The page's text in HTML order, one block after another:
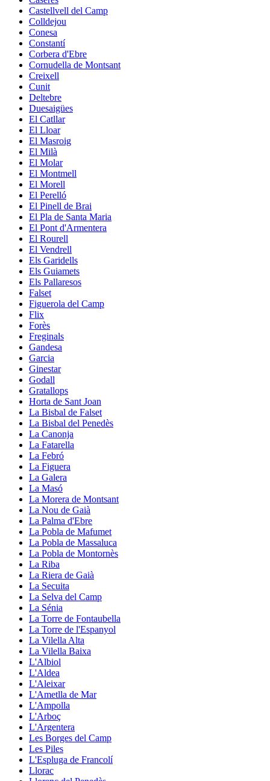
Castellvell del Camp
Colldejou
Conesa
Constantí
Corbera d'Ebre
Cornudella de Montsant
Creixell
Cunit
Deltebre
Duesaigües
El Catllar
El Lloar
El Masroig
El Milà
El Molar
El Montmell
El Morell
El Perelló
El Pinell de Brai
El Pla de Santa Maria
El Pont d'Armentera
El Rourell
El Vendrell
Els Garidells
Els Guiamets
Els Pallaresos
Falset
Figuerola del Camp
Flix
Forès
Freginals
Gandesa
Garcia
Ginestar
Godall
Gratallops
Horta de Sant Joan
La Bisbal de Falset
La Bisbal del Penedès
La Canonja
La Fatarella
La Febró
La Figuera
La Galera
La Masó
La Morera de Montsant
La Nou de Gaià
La Palma d'Ebre
La Pobla de Mafumet
La Pobla de Massaluca
La Pobla de Montornès
La Riba
La Riera de Gaià
La Secuita
La Selva del Camp
La Sénia
La Torre de Fontaubella
La Torre de l'Espanyol
La Vilella Alta
La Vilella Baixa
L'Albiol
L'Aldea
L'Aleixar
L'Ametlla de Mar
L'Ampolla
L'Arboç
L'Argentera
Les Borges del Camp
Les Piles
L'Espluga de Francolí
Llorac